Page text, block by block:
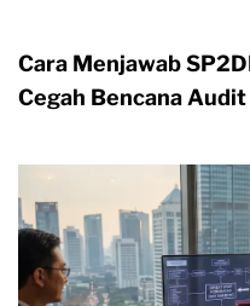
Cara Menjawab
Cegah Bencana Audit